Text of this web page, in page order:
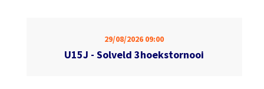
29/08/2026 09:00
U15J - Solveld 3hoekstornooi